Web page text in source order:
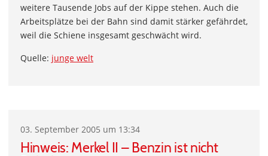
weitere Tausende Jobs auf der Kippe stehen. Auch die
Arbeitsplätze bei der Bahn sind damit stärker gefährdet,
weil die Schiene insgesamt geschwächt wird.
Quelle: junge welt
03. September 2005 um 13:34
Hinweis: Merkel II – Benzin ist nicht